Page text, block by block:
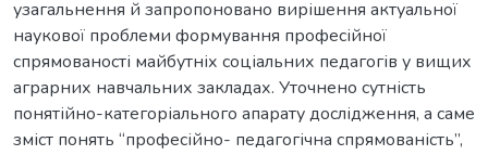
узагальнення й запропоновано вирішення актуальної
наукової проблеми формування професійної
спрямованості майбутніх соціальних педагогів у вищих
аграрних навчальних закладах. Уточнено сутність
понятійно-категоріального апарату дослідження, а саме
зміст понять “професійно- педагогічна спрямованість”,